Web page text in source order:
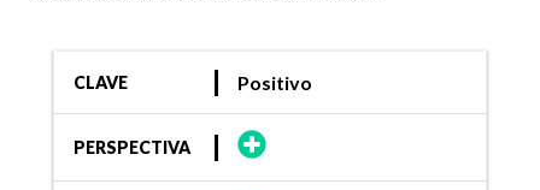
CLAVE Positivo
PERSPECTIVA